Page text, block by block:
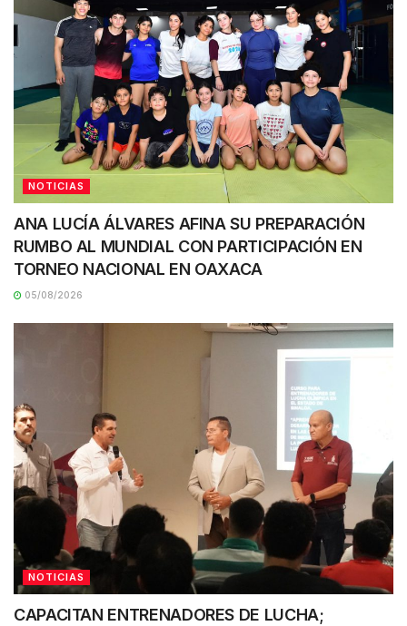
NOTICIAS
ANA LUCÍA ÁLVARES AFINA SU PREPARACIÓN
RUMBO AL MUNDIAL CON PARTICIPACIÓN EN
TORNEO NACIONAL EN OAXACA
05/08/2026
NOTICIAS
CAPACITAN ENTRENADORES DE LUCHA;